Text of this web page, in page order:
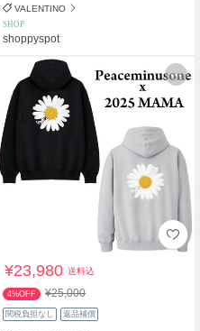
VALENTINO
SHOP
shoppyspot
¥23,980送料込
4%OFF ¥25,000
関税負担なし 返品補償